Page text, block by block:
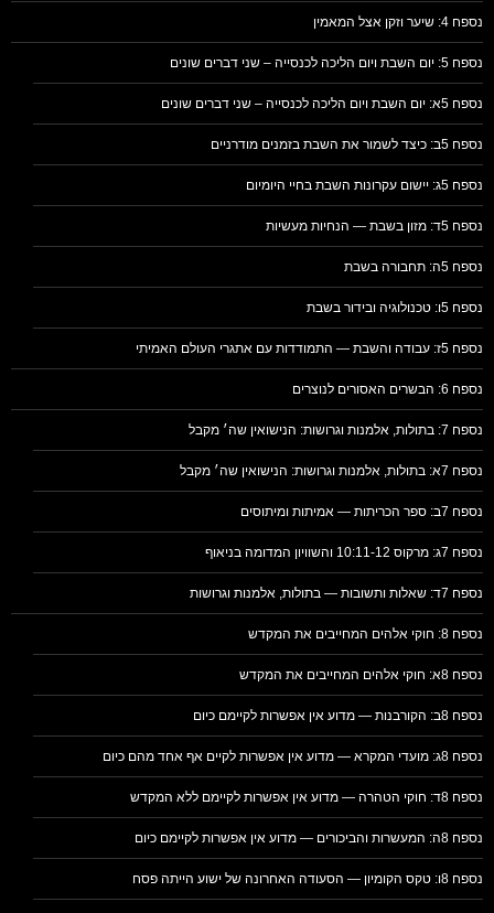
נספח 4: שיער וזקן אצל המאמין
נספח 5: יום השבת ויום הליכה לכנסייה – שני דברים שונים
נספח 5א: יום השבת ויום הליכה לכנסייה – שני דברים שונים
נספח 5ב: כיצד לשמור את השבת בזמנים מודרניים
נספח 5ג: יישום עקרונות השבת בחיי היומיום
נספח 5ד: מזון בשבת — הנחיות מעשיות
נספח 5ה: תחבורה בשבת
נספח 5ו: טכנולוגיה ובידור בשבת
נספח 5ז: עבודה והשבת — התמודדות עם אתגרי העולם האמיתי
נספח 6: הבשרים האסורים לנוצרים
נספח 7: בתולות, אלמנות וגרושות: הנישואין שה׳ מקבל
נספח 7א: בתולות, אלמנות וגרושות: הנישואין שה׳ מקבל
נספח 7ב: ספר הכריתות — אמיתות ומיתוסים
נספח 7ג: מרקוס 10:11-12 והשוויון המדומה בניאוף
נספח 7ד: שאלות ותשובות — בתולות, אלמנות וגרושות
נספח 8: חוקי אלהים המחייבים את המקדש
נספח 8א: חוקי אלהים המחייבים את המקדש
נספח 8ב: הקורבנות — מדוע אין אפשרות לקיימם כיום
נספח 8ג: מועדי המקרא — מדוע אין אפשרות לקיים אף אחד מהם כיום
נספח 8ד: חוקי הטהרה — מדוע אין אפשרות לקיימם ללא המקדש
נספח 8ה: המעשרות והביכורים — מדוע אין אפשרות לקיימם כיום
נספח 8ו: טקס הקומיון — הסעודה האחרונה של ישוע הייתה פסח